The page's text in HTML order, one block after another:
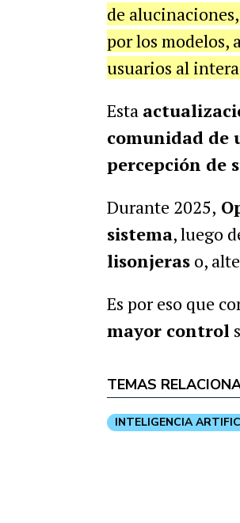
de
por los modelos,
usuarios al
Esta
comunidad de
percepción de
Durante 2025,
sistema, luego
lisonjeraso,
Es por eso que
mayor control
TEMAS
INTELIGENCIA